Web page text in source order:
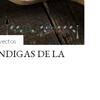
DE LA